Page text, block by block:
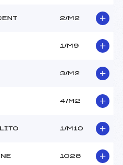
2/M2
1/M9
3/M2
4/M2
1/M10
1026